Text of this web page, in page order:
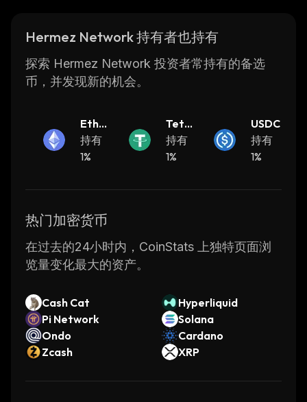
own funds as collateral in order to validate
transactions. This ensures that all participants
are incentivized to act honestly and securely
while also reducing transaction costs
solutions.
In addition, Hermez Network provides a
unique feature called “Routing” which allows
privacy. This makes it ideal for use cases such
fast payments are essential.
Overall, Hermez Network is an exciting new
how people make payments on Ethereum.
With its low fees, fast speeds, and advanced
features like routing, it could become one of
the most popular payment protocols on the
network.
Hermez Network 持有者也持有
探索 Hermez Network 投资者常持有的备选
币，并发现新的机会。
Ether
eum
持有
1%
Teth
er
持有
1%
USDC
持有
1%
热门加密货币
在过去的24小时内，CoinStats 上独特页面浏
览量变化最大的资产。
Cash Cat
Hyperliquid
Pi Network
Solana
Ondo
Cardano
Zcash
XRP